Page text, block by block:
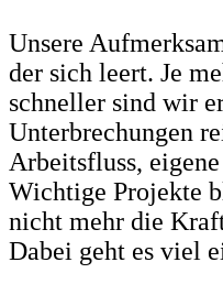
Unsere
der sich leert. Je
schneller sind wir
Unterbrechungen
Arbeitsfluss,
Wichtige Projekte
nicht mehr die
Dabei geht es viel